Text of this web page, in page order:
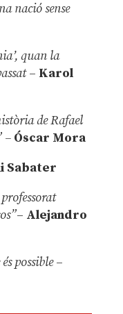
nació sense
quan la
– Karol
de Rafael
–Óscar Mora
Sabater
– Alejandro
possible –